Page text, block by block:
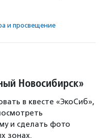
и просвещение
Новосибирск»
в квесте «ЭкоСиб»,
и сделать фото
зонах.